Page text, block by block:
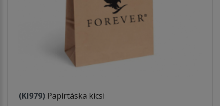
(KI979) Papírtáska kicsi